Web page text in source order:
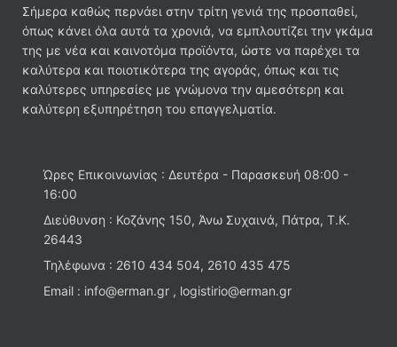
Σήμερα καθώς περνάει στην τρίτη γενιά της προσπαθεί,
όπως κάνει όλα αυτά τα χρονιά, να εμπλουτίζει την γκάμα
της με νέα και καινοτόμα προϊόντα, ώστε να παρέχει τα
καλύτερα και ποιοτικότερα της αγοράς, όπως και τις
καλύτερες υπηρεσίες με γνώμονα την αμεσότερη και
καλύτερη εξυπηρέτηση του επαγγελματία.
Ώρες Επικοινωνίας : Δευτέρα - Παρασκευή 08:00 -
16:00
Διεύθυνση : Κοζάνης 150, Άνω Συχαινά, Πάτρα, Τ.Κ.
26443
Τηλέφωνα : 2610 434 504, 2610 435 475
Email : info@erman.gr , logistirio@erman.gr